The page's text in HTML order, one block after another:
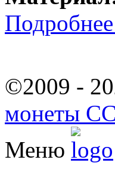
©2009 -
монеты
Меню